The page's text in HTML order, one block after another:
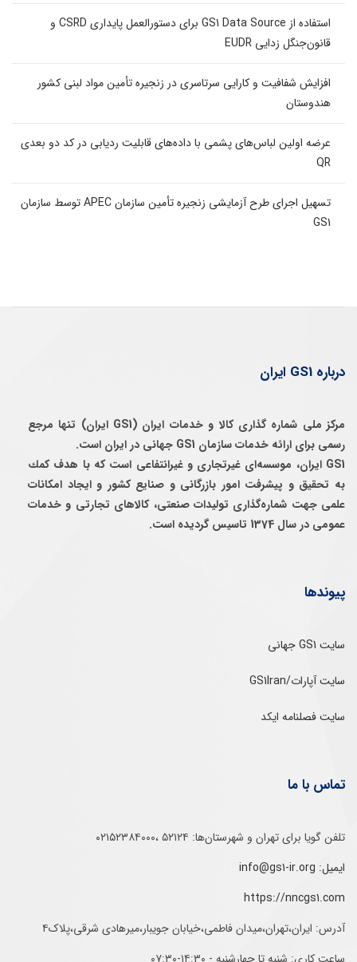
استفاده از GS1 Data Source برای دستورالعمل پایداری CSRD و
قانون‌جنگل زدایی EUDR
افزایش شفافیت و کارایی سرتاسری در زنجیره تأمین مواد لبنی کشور
هندوستان
عرضه اولین لباس‌های پشمی با داده‌های قابلیت ردیابی در کد دو بعدی
QR
تسهیل اجرای طرح آزمایشی زنجیره تأمین سازمان APEC توسط سازمان
GS1
درباره GS1 ایران
مرکز ملی شماره گذاری کالا و خدمات ایران (GS1 ایران) تنها مرجع
رسمی برای ارائه خدمات سازمان GS1 جهانی در ایران است.
GS1 ایران، موسسه‌ای غيرتجاری و غيرانتفاعی است كه با هدف كمك
به تحقيق و پيشرفت امور بازرگانی و صنايع كشور و ايجاد امكانات
علمی جهت شماره‌گذاری توليدات صنعتی، كالاهای تجارتی و خدمات
عمومی در سال 1374 تاسيس گرديده است.
پیوندها
سایت GS1 جهانی
سایت آپارات/GS1Iran
سایت فصلنامه ایکد
تماس با ما
تلفن‌ گویا برای‌ تهران‌‌ و‌ شهرستان‌ها:‌ ۵۲۱۲۴ ،۰۲۱۵۲۳۸۴۰۰۰
ایمیل: info@gs1-ir.org
https://nncgs1.com
آدرس: ایران،تهران،میدان فاطمی،خیابان جویبار،میرهادی شرقی،پلاک۴